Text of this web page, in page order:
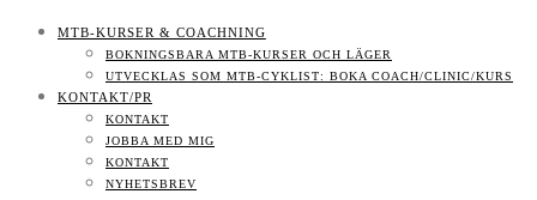
MTB-KURSER & COACHNING
BOKNINGSBARA MTB-KURSER OCH LÄGER
UTVECKLAS SOM MTB-CYKLIST: BOKA COACH/CLINIC/KURS
KONTAKT/PR
KONTAKT
JOBBA MED MIG
KONTAKT
NYHETSBREV